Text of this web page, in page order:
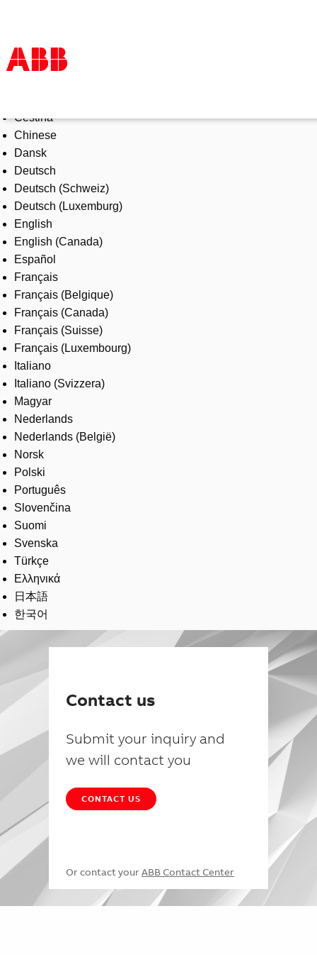
Products & Solutions
Industries
Services
About us
Where to buy
Contact us
Careers
Čeština
Chinese
Dansk
Deutsch
Deutsch (Schweiz)
Deutsch (Luxemburg)
English
English (Canada)
Español
Français
Français (Belgique)
Français (Canada)
Français (Suisse)
Français (Luxembourg)
Italiano
Italiano (Svizzera)
Magyar
Nederlands
Nederlands (België)
Norsk
Polski
Português
Slovenčina
Suomi
Svenska
Türkçe
Ελληνικά
日本語
한국어
Contact us
Submit your inquiry and
we will contact you
CONTACT US
Or contact your ABB Contact Center